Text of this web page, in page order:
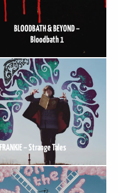
BLOODBATH & BEYOND –
Bloodbath 1
FRANKIE – Strange Tales